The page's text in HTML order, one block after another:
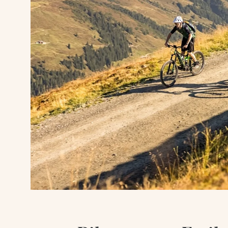
Bergsommer
Bergwinter